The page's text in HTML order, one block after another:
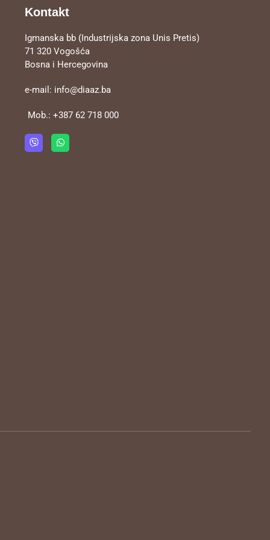
Kontakt
Igmanska bb (Industrijska zona Unis Pretis)
71 320 Vogošća
Bosna i Hercegovina
e-mail: info@diaaz.ba
Mob.:+387 62 718 000